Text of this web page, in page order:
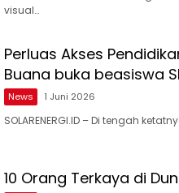
visual…
Perluas Akses
Buana buka beasiswa
News 1 Juni 2026
SOLARENERGI.ID – Di tengah
10 Orang Terkaya di